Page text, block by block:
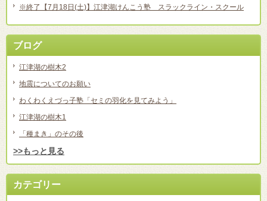
※終了【7月18日(土)】江津湖けんこう塾 スラックライン・スクール
ブログ
江津湖の樹木2
地震についてのお願い
わくわくえづっ子塾「セミの羽化を見てみよう」
江津湖の樹木1
「種まき」のその後
>>もっと見る
カテゴリー